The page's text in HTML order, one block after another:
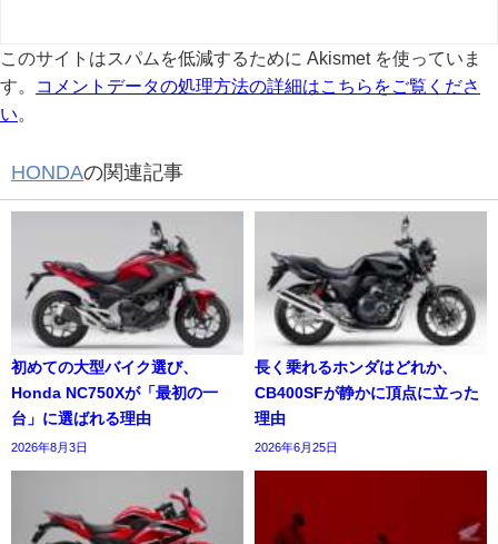
このサイトはスパムを低減するために Akismet を使っていま
す。
コメントデータの処理方法の詳細はこちらをご覧くださ
い
HONDAの関連記事
初めての大型バイク選び、
Honda NC750Xが「最初の一
台」に選ばれる理由
2026年8月3日
長く乗れるホンダはどれか、
CB400SFが静かに頂点に立った
理由
2026年6月25日